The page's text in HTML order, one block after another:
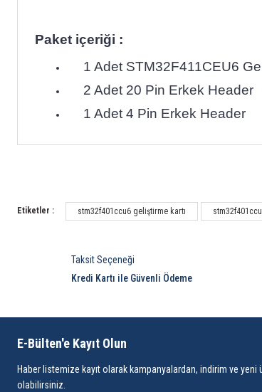
Paket içeriği :
1 Adet STM32F411CEU6
2 Adet 20 Pin Erkek Header
1 Adet 4 Pin Erkek Header
Etiketler : stm32f401ccu6 geliştirme kartı
Taksit Seçeneği
Kredi Kartı ile Güvenli Ödeme
E-Bülten'e Kayıt Olun
Haber listemize kayıt olarak kampanyalardan, indirim ve
olabilirsiniz.